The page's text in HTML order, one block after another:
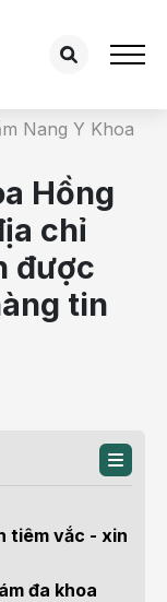
Nang Y Khoa
Hồng
chỉ
được
tin
tiêm vắc - xin
đa khoa